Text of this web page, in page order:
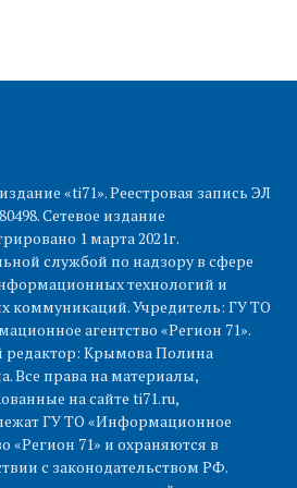
«ti71». Реестровая запись ЭЛ
Сетевое издание
1 марта 2021г.
службой по надзору в сфере
технологий и
коммуникаций. Учредитель: ГУ ТО
агентство «Регион 71».
редактор: Крымова Полина
Все права на материалы,
на сайте ti71.ru,
ГУ ТО «Информационное
«Регион 71» и охраняются в
с законодательством РФ.